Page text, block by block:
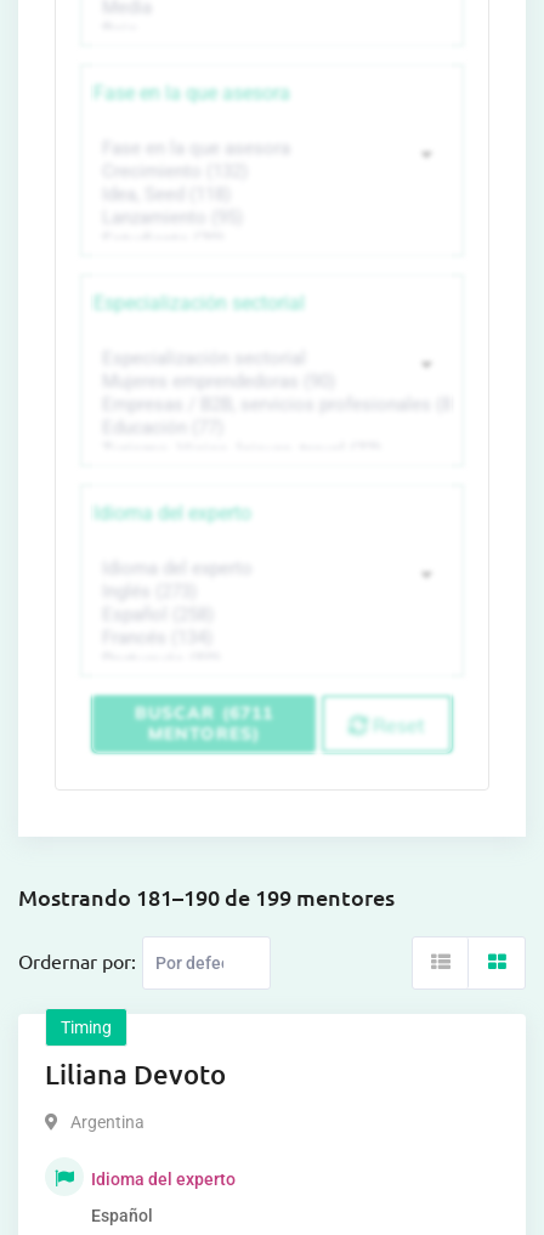
Fase en la que asesora
Especialización sectorial
Idioma del experto
BUSCAR (6711
MENTORES)
Reset
Mostrando 181–190 de 199 mentores
Ordernar por:
Timing
Liliana Devoto
Argentina
Idioma del experto
Español